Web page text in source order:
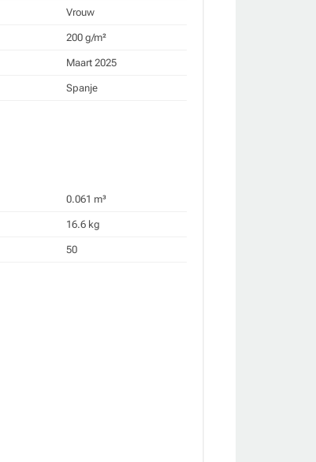
Vrouw
200 g/m²
Maart 2025
Spanje
0.061 m³
16.6 kg
50